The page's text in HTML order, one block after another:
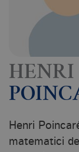
HENRI
Henri
matematici